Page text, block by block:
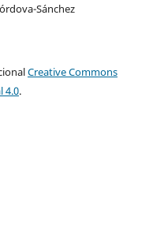
Sánchez
Creative Commons
4.0.